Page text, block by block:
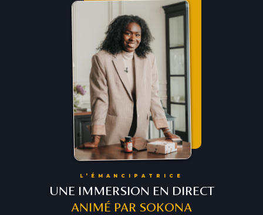
L’ÉMANCIPATRICE
UNE IMMERSION EN DIRECT
ANIMÉ PAR SOKONA